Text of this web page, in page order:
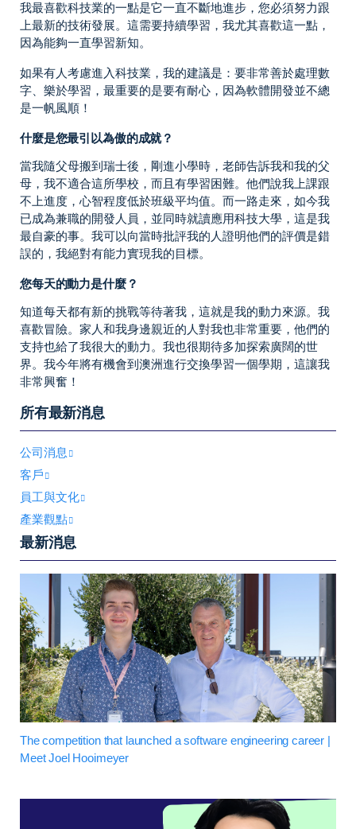
我最喜歡科技業的一點是它一直不斷地進步，您必須努力跟
上最新的技術發展。這需要持續學習，我尤其喜歡這一點，
因為能夠一直學習新知。
如果有人考慮進入科技業，我的建議是：要非常善於處理數
字、樂於學習，最重要的是要有耐心，因為軟體開發並不總
是一帆風順！
什麼是您最引以為傲的成就？
當我隨父母搬到瑞士後，剛進小學時，老師告訴我和我的父
母，我不適合這所學校，而且有學習困難。他們說我上課跟
不上進度，心智程度低於班級平均值。而一路走來，如今我
已成為兼職的開發人員，並同時就讀應用科技大學，這是我
最自豪的事。我可以向當時批評我的人證明他們的評價是錯
誤的，我絕對有能力實現我的目標。
您每天的動力是什麼？
知道每天都有新的挑戰等待著我，這就是我的動力來源。我
喜歡冒險。家人和我身邊親近的人對我也非常重要，他們的
支持也給了我很大的動力。我也很期待多加探索廣闊的世
界。我今年將有機會到澳洲進行交換學習一個學期，這讓我
非常興奮！
所有最新消息
公司消息
客戶
員工與文化
產業觀點
最新消息
The competition that launched a software engineering career |
Meet Joel Hooimeyer